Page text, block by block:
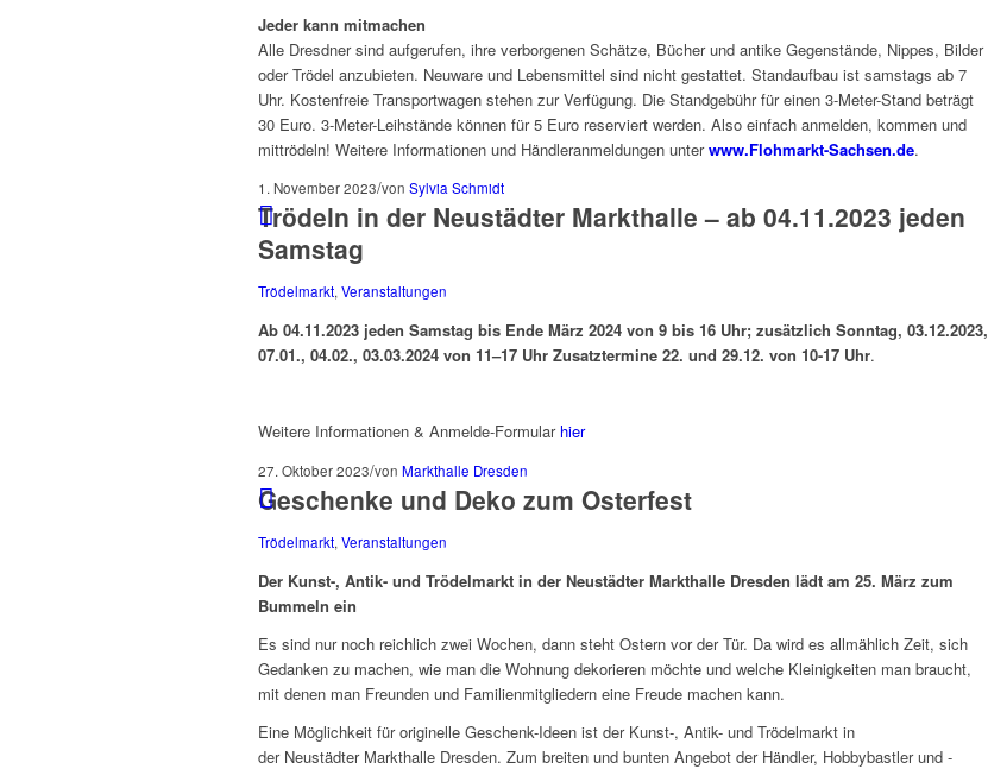
Jeder kann mitmachen
Alle Dresdner sind aufgerufen, ihre verborgenen Schätze, Bücher und antike Gegenstände, Nippes, Bilder
oder Trödel anzubieten. Neuware und Lebensmittel sind nicht gestattet. Standaufbau ist samstags ab 7
Uhr. Kostenfreie Transportwagen stehen zur Verfügung. Die Standgebühr für einen 3-Meter-Stand beträgt
30 Euro. 3-Meter-Leihstände können für 5 Euro reserviert werden. Also einfach anmelden, kommen und
mittrödeln! Weitere Informationen und Händleranmeldungen unterwww.Flohmarkt-Sachsen.de.
1. November 2023/von Sylvia Schmidt
Trödeln in der Neustädter Markthalle – ab 04.11.2023 jeden
Samstag
Trödelmarkt,Veranstaltungen
Ab 04.11.2023 jeden Samstag bis Ende März 2024 von 9 bis 16 Uhr; zusätzlich Sonntag, 03.12.2023,
07.01., 04.02., 03.03.2024 von 11–17 Uhr Zusatztermine 22. und 29.12. von 10-17 Uhr.
Weitere Informationen & Anmelde-Formular hier
27. Oktober 2023/von Markthalle Dresden
Geschenke und Deko zum Osterfest
Trödelmarkt, Veranstaltungen
Der Kunst-, Antik- und Trödelmarkt in der Neustädter Markthalle Dresden lädt am 25. März zum
Bummeln ein
Es sind nur noch reichlich zwei Wochen, dann steht Ostern vor der Tür. Da wird es allmählich Zeit, sich
Gedanken zu machen, wie man die Wohnung dekorieren möchte und welche Kleinigkeiten man braucht,
mit denen man Freunden und Familienmitgliedern eine Freude machen kann.
Eine Möglichkeit für originelle Geschenk-Ideen ist der Kunst-, Antik- und Trödelmarkt in
der Neustädter Markthalle Dresden. Zum breiten und bunten Angebot der Händler, Hobbybastler und -